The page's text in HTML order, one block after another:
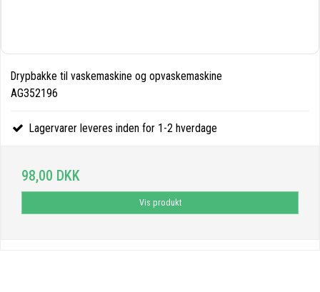
Drypbakke til vaskemaskine og opvaskemaskine
AG352196
Lagervarer leveres inden for 1-2 hverdage
98,00 DKK
Vis produkt